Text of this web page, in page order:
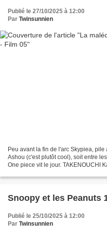
Publié le 27/10/2025 à 12:00
Par Twinsunnien
Peu avant la fin de l'arc Skypiea,
Ashou (c'est plutôt cool), soit entre
One piece vit le jour. TAKENOUCHI
Snoopy et les Peanuts
Publié le 25/10/2025 à 12:00
Par Twinsunnien